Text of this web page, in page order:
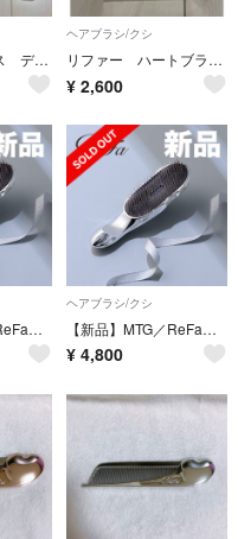
リファ マーキス ディープ
ヘアブラシ/クシ
リファー ハートブラシ 新品未使用
¥ 2,600
【新品】MTG／ReFa（リファ）／イオンケアブラシ （RS-AI00A） １
ヘアブラシ/クシ
【新品】MTG／ReFa（リファ）／イオンケアブラシ （RS-AI00A） ３
¥ 4,800